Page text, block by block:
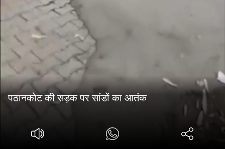
पठानकोट की सड़क पर सांडों का आतंक